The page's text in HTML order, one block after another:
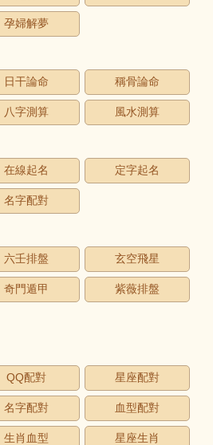
孕婦解夢
日干論命 稱骨論命
八字測算 風水測算
在線起名 定字起名
名字配對
六壬排盤 玄空飛星
奇門遁甲 紫薇排盤
QQ配對 星座配對
名字配對 血型配對
生肖血型 星座生肖